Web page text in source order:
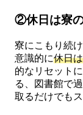
②休日は寮
寮にこもり続
意識的に休日
的なリセット
る、図書館で
取るだけでも